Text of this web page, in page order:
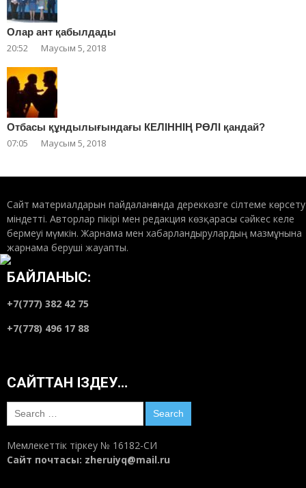
Олар ант қабылдады
20:52 Маусым 5, 2018
Отбасы құндылығындағы КЕЛІННІҢ РӨЛІ қандай?
07:05 Маусым 5, 2018
Сайт материалдарын пайдаланғанда дереккөзге сілтеме көрсету
міндетті. Авторлар пікірі мен редакция көзқарасы сәйкес келе
бермеуі мүмкін. Жарнама мен хабарландырулардың мазмұнына
жарнама беруші жауапты.
БАЙЛАНЫС:
+7(777) 382 42 75
+7(778) 496 17 88
САЙТТАН ІЗДЕУ…
Search
for:
Мемлекеттік тіркеу № 16182-СИ
Сайт почтасы: zheruiyq@mail.ru